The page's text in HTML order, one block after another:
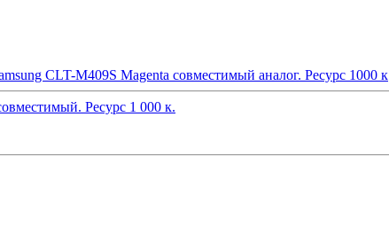
CLT-M409S Magenta совместимый аналог. Ресурс 1000 к
Ресурс 1 000 к.